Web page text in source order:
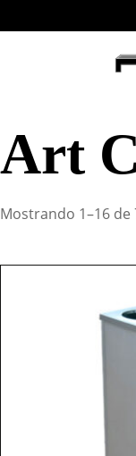
Art
Mostrando 1–16